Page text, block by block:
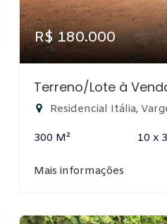
R$ 180.000
Terreno/Lote à
Residencial Itália,
300 M² 10 x
Mais informações